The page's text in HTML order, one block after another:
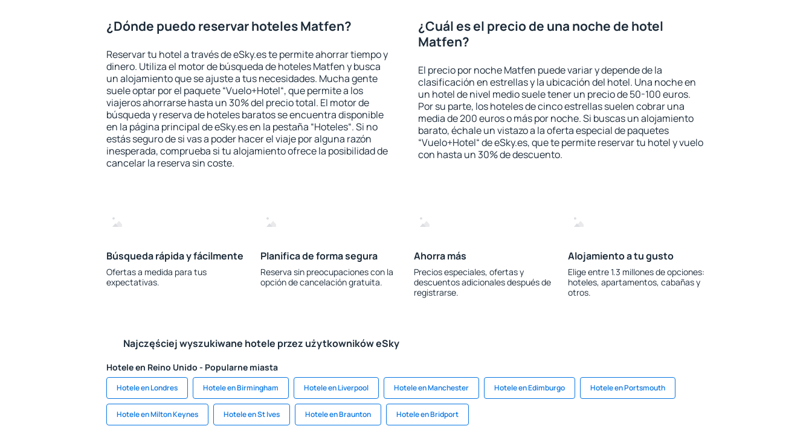
¿Dónde puedo reservar hoteles Matfen?
Reservar tu hotel a través de eSky.es te permite ahorrar tiempo y
dinero. Utiliza el motor de búsqueda de hoteles Matfen y busca
un alojamiento que se ajuste a tus necesidades. Mucha gente
suele optar por el paquete “Vuelo+Hotel“, que permite a los
viajeros ahorrarse hasta un 30% del precio total. El motor de
búsqueda y reserva de hoteles baratos se encuentra disponible
en la página principal de eSky.es en la pestaña “Hoteles“. Si no
estás seguro de si vas a poder hacer el viaje por alguna razón
inesperada, comprueba si tu alojamiento ofrece la posibilidad de
cancelar la reserva sin coste.
¿Cuál es el precio de una noche de hotel
Matfen?
El precio por noche Matfen puede variar y depende de la
clasificación en estrellas y la ubicación del hotel. Una noche en
un hotel de nivel medio suele tener un precio de 50-100 euros.
Por su parte, los hoteles de cinco estrellas suelen cobrar una
media de 200 euros o más por noche. Si buscas un alojamiento
barato, échale un vistazo a la oferta especial de paquetes
“Vuelo+Hotel“ de eSky.es, que te permite reservar tu hotel y vuelo
con hasta un 30% de descuento.
Búsqueda rápida y fácilmente
Ofertas a medida para tus
expectativas.
Planifica de forma segura
Reserva sin preocupaciones con la
opción de cancelación gratuita.
Ahorra más
Precios especiales, ofertas y
descuentos adicionales después de
registrarse.
Alojamiento a tu gusto
Elige entre 1.3 millones de opciones:
hoteles, apartamentos, cabañas y
otros.
Najczęściej wyszukiwane hotele przez użytkowników eSky
Hotele en Reino Unido - Popularne miasta
Hotele en Londres Hotele en Birmingham Hotele en Liverpool Hotele en Manchester Hotele en Edimburgo Hotele en Portsmouth
Hotele en Milton Keynes Hotele en St Ives Hotele en Braunton Hotele en Bridport